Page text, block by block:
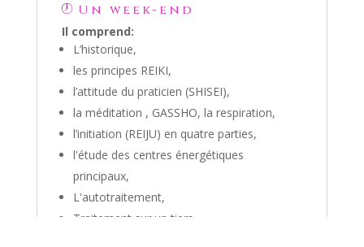
Un week-end
Il comprend:
L’historique,
les principes REIKI,
l’attitude du praticien (SHISEI),
la méditation , GASSHO, la respiration,
l’initiation (REIJU) en quatre parties,
l'étude des centres énergétiques
principaux,
L'autotraitement,
Traitement sur un tiers,